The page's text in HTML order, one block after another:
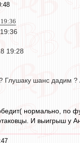
19:28
Глушаку шанс дадим
нормально, по
И выигрыш у